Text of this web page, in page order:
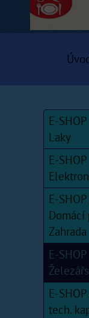
E-
Laky
E-SHOP
E-
Domácí
Zahrada
E-SHOP
E-
tech.